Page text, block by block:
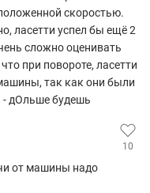
скоростью.
ласетти успел бы ещё 2
сложно оценивать
при повороте, ласетти
так как они были
- дОльше будешь
10
от машины надо